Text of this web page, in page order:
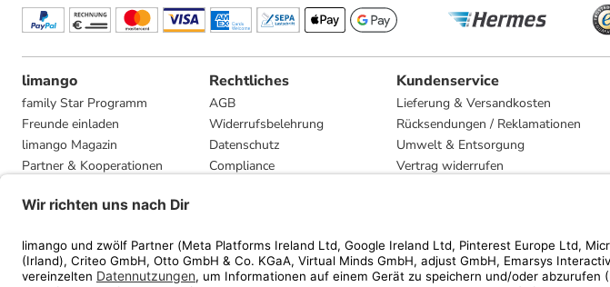
limango
family Star Programm
Freunde einladen
limango Magazin
Partner & Kooperationen
Presse
Rechtliches
AGB
Widerrufsbelehrung
Datenschutz
Compliance
Kundenservice
Lieferung & Versandkosten
Rücksendungen / Reklamationen
Umwelt & Entsorgung
Vertrag widerrufen